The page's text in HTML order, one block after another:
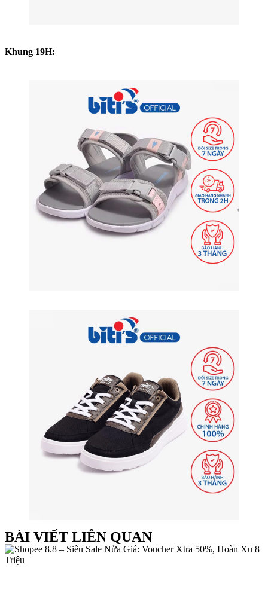
Khung 19H:
BÀI VIẾT LIÊN QUAN